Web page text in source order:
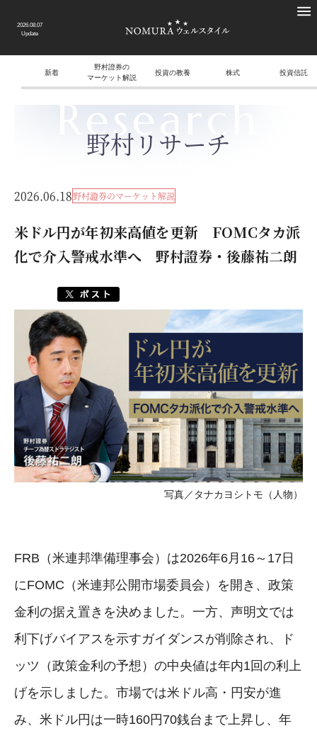
2026.08.07
Update
新着
野村證券の
マーケット解説
投資の教養 株式 投資信託
Research
野村リサーチ
2026.06.18野村證券のマーケット解説
米ドル円が年初来高値を更新 FOMCタカ派
化で介入警戒水準へ 野村證券・後藤祐二朗
写真／タナカヨシトモ（人物）
FRB（米連邦準備理事会）は2026年6月16～17日
にFOMC（米連邦公開市場委員会）を開き、政策
金利の据え置きを決めました。一方、声明文では
利下げバイアスを示すガイダンスが削除され、ド
ッツ（政策金利の予想）の中央値は年内1回の利上
げを示しました。市場では米ドル高・円安が進
み、米ドル円は一時160円70銭台まで上昇し、年